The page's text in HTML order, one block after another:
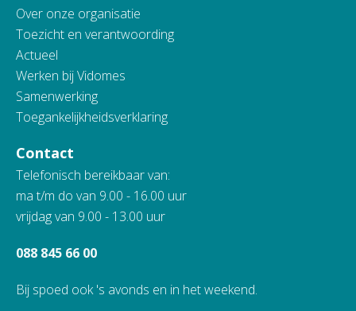
Over onze organisatie
Toezicht en verantwoording
Actueel
Werken bij Vidomes
Samenwerking
Toegankelijkheidsverklaring
Contact
Telefonisch bereikbaar van:
ma t/m do van 9.00 - 16.00 uur
vrijdag van 9.00 - 13.00 uur
088 845 66 00
Bij spoed ook 's avonds en in het weekend.